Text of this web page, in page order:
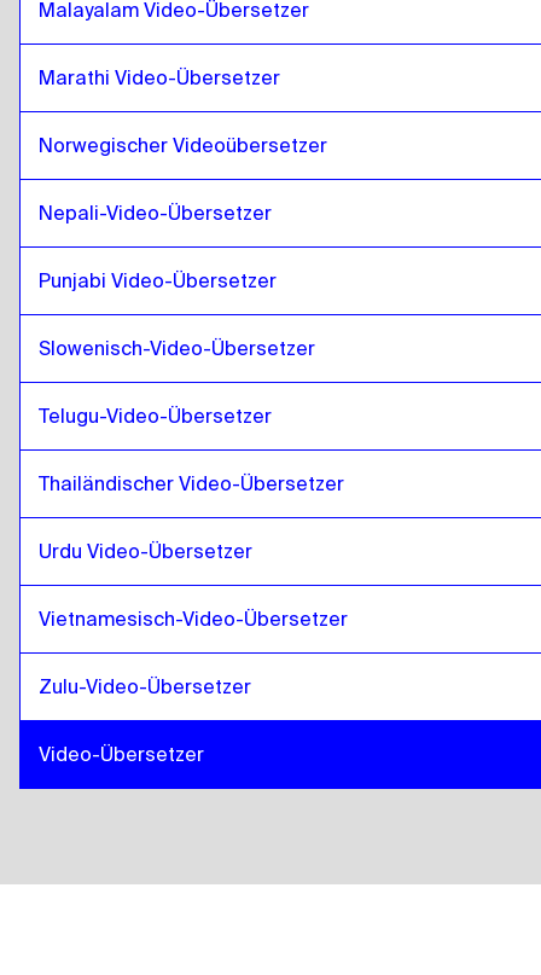
Mongolei
Belgisch Niederländisch / Französisch
MongoleizuCosta Ricanisches Spanisch
Costa Ricanisches Spanisch
Malayalam Video-Übersetzer
Marathi Video-Übersetzer
Norwegischer Videoübersetzer
Nepali-Video-Übersetzer
Punjabi Video-Übersetzer
Slowenisch-Video-Übersetzer
Telugu-Video-Übersetzer
Thailändischer Video-Übersetzer
Urdu Video-Übersetzer
Vietnamesisch-Video-Übersetzer
Zulu-Video-Übersetzer
Video-Übersetzer